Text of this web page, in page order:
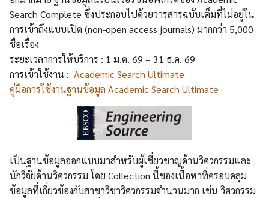
Search Complete ซึ่งประกอบไปด้วยวารสารฉบับเต็มที่ไม่อยู่ใน
การเข้าถึงแบบเปิด (non-open access journals) มากกว่า 5,000
ชื่อเรื่อง
ระยะเวลาการให้บริการ : 1 ม.ค. 69 – 31 ธ.ค. 69
การเข้าใช้งาน : Academic Search Ultimate
คู่มือการใช้งานฐานข้อมูล Academic Search Ultimate
เป็นฐานข้อมูลออกแบบมาสำหรับผู้เชี่ยวชาญด้านวิศวกรรมและ
นักวิจัยด้านวิศวกรรม โดย Collection นี้ของเนื้อหาที่ครอบคลุม
ข้อมูลที่เกี่ยวข้องกับสาขาวิชาวิศวกรรมจำนวนมาก เช่น วิศวกรรม